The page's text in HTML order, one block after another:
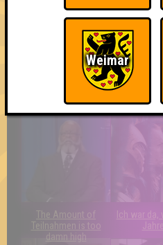
Wir sind
The Amount of
Teilnahmen is too
damn high
Ich war da,
Weimar